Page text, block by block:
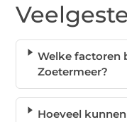
Welke factoren
Zoetermeer?
Hoeveel